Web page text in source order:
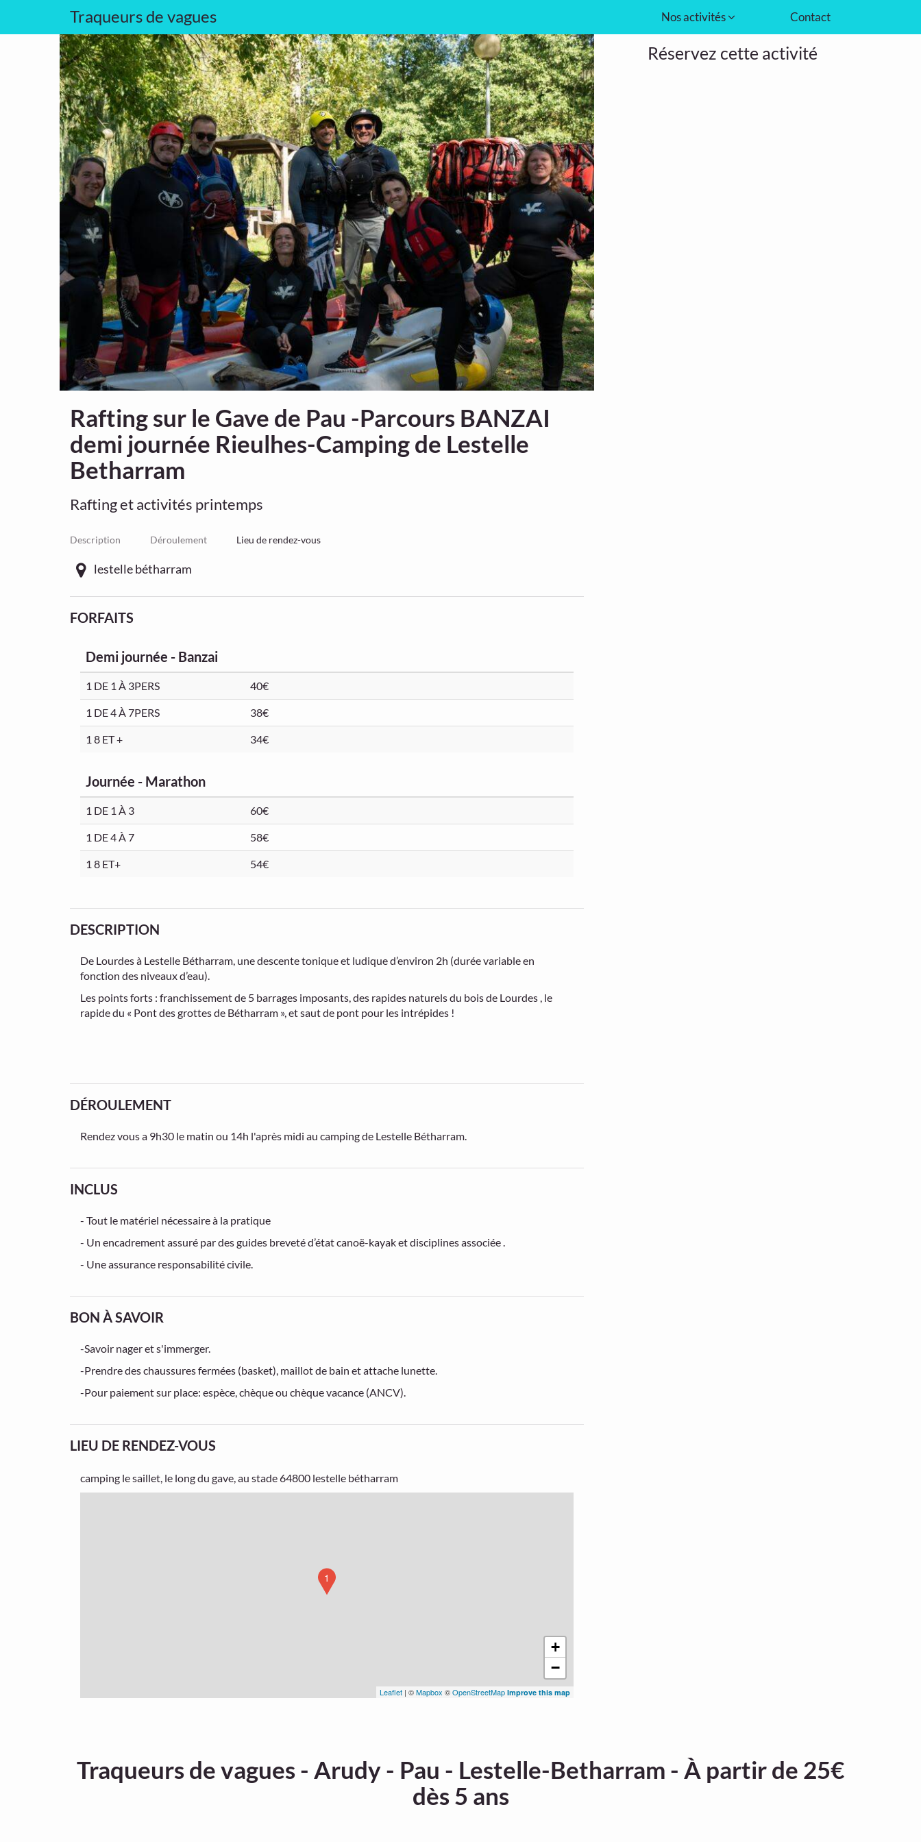
Traqueurs de vagues Nos activités Contact
Rafting sur le Gave de Pau -Parcours BANZAI
demi journée Rieulhes-Camping de Lestelle
Betharram
Rafting et activités printemps
Description Déroulement Lieu de rendez-vous
lestelle bétharram
FORFAITS
Demi journée - Banzai
1 DE 1 À 3PERS 40€
1 DE 4 À 7PERS 38€
1 8 ET + 34€
Journée - Marathon
1 DE 1 À 3 60€
1 DE 4 À 7 58€
1 8 ET+ 54€
DESCRIPTION
De Lourdes à Lestelle Bétharram, une descente tonique et ludique d’environ 2h (durée variable en
fonction des niveaux d’eau).
Les points forts : franchissement de 5 barrages imposants, des rapides naturels du bois de Lourdes , le
rapide du « Pont des grottes de Bétharram », et saut de pont pour les intrépides !
DÉROULEMENT
Rendez vous a 9h30 le matin ou 14h l'après midi au camping de Lestelle Bétharram.
INCLUS
- Tout le matériel nécessaire à la pratique
- Un encadrement assuré par des guides breveté d’état canoë-kayak et disciplines associée .
- Une assurance responsabilité civile.
BON À SAVOIR
-Savoir nager et s'immerger.
-Prendre des chaussures fermées (basket), maillot de bain et attache lunette.
-Pour paiement sur place: espèce, chèque ou chèque vacance (ANCV).
LIEU DE RENDEZ-VOUS
camping le saillet, le long du gave, au stade64800 lestelle bétharram
1
+
−
Leaflet | ©Mapbox ©OpenStreetMap Improve this map
Réservez cette activité
Traqueurs de vagues - Arudy - Pau - Lestelle-Betharram - À partir de 25€
dès 5 ans